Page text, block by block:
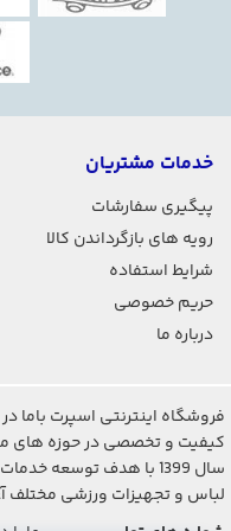
خدمات مشتریان
پیگیری سفارشات
رویه های بازگرداندن کالا
شرایط استفاده
حریم خصوصی
درباره ما
کیفیت و تخصصی در حوزه های
سال 1399 با هدف توسعه
لباس و تجهیزات ورزشی مختلف